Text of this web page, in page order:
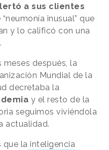
a sus clientes
inusual” que
y lo calificó con una
meses después, la
Mundial de la
decretaba la
y el resto de la
seguimos viviéndola
actualidad.
que la inteligencia